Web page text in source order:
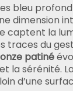
bleu
dimension
captent la
traces du
patiné
la sérénité.
d’une